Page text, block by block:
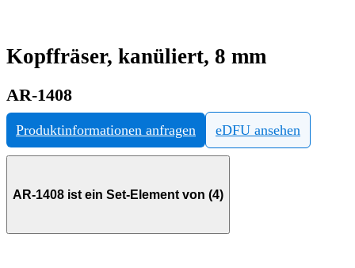
Kopffräser, kanüliert, 8 mm
AR-1408
Produktinformationen anfragen eDFU ansehen
AR-1408 ist ein Set-Element von (4)